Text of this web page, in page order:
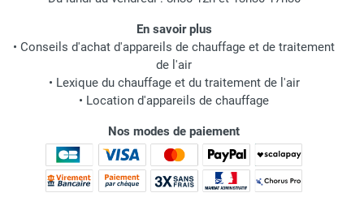
En savoir plus
• Conseils d'achat d'appareils de chauffage et de traitement
de l'air
• Lexique du chauffage et du traitement de l'air
• Location d'appareils de chauffage
Nos modes de paiement